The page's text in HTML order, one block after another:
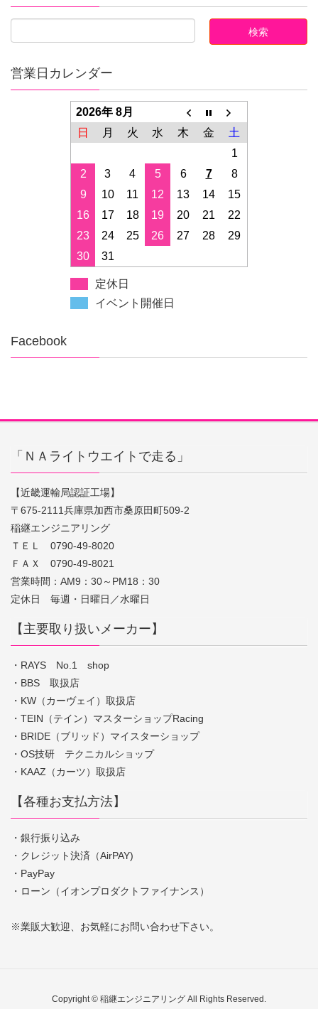
営業日カレンダー
2026年 8月
日
月 火 水 木 金
土
1
2
3 4 5 6 7
8
9
10 11 12 13 14
15
16
17 18 19 20 21
22
23
24 25 26 27 28
29
30
31
定休日
イベント開催日
Facebook
「ＮＡライトウエイトで走る」
【近畿運輸局認証工場】
〒675-2111兵庫県加西市桑原田町509-2
稲継エンジニアリング
ＴＥＬ 0790-49-8020
ＦＡＸ 0790-49-8021
営業時間：AM9：30～PM18：30
定休日 毎週・日曜日／水曜日
【主要取り扱いメーカー】
・RAYS No.1 shop
・BBS 取扱店
・KW（カーヴェイ）取扱店
・TEIN（テイン）マスターショップRacing
・BRIDE（ブリッド）マイスターショップ
・OS技研 テクニカルショップ
・KAAZ（カーツ）取扱店
【各種お支払方法】
・銀行振り込み
・クレジット決済（AirPAY)
・PayPay
・ローン（イオンプロダクトファイナンス）
※業販大歓迎、お気軽にお問い合わせ下さい。
Copyright © 稲継エンジニアリング All Rights Reserved.